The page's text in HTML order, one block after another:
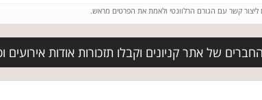
ליצור קשר עם הגורם הרלוונטי ולאמת את הפרטים מראש.
של אתר קניונים וקבלו תזכורות אודות אירועים